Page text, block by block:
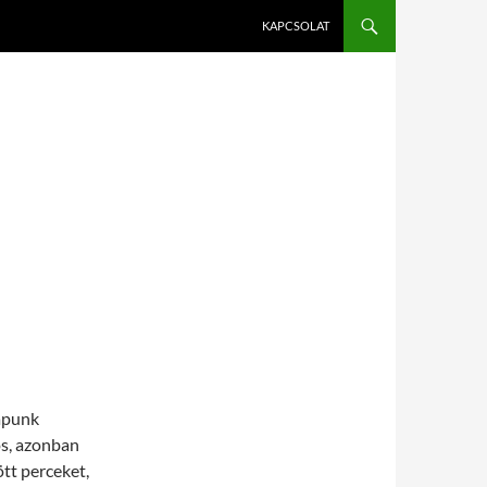
KAPCSOLAT
azonban
perceket,